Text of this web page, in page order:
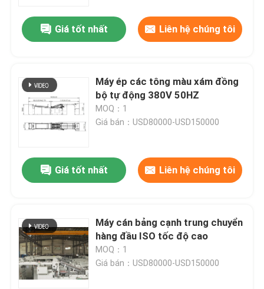
Sản phẩm
Về chúng tôi
Giá tốt nhất Liên hệ chúng tôi
Máy ép các tông màu xám đồng
bộ tự động 380V 50HZ
MOQ：1
Giá bán：USD80000-USD150000
Giá tốt nhất Liên hệ chúng tôi
Máy cán bảng cạnh trung chuyển
hàng đầu ISO tốc độ cao
MOQ：1
Giá bán：USD80000-USD150000